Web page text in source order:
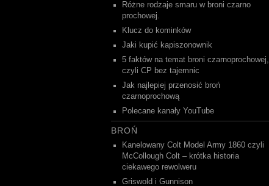
Różne rodzaje smaru w broni czarno
prochowej.
Klucz do kominków
Jaki kupić kapiszonownik
5 faktów na temat broni czarnoprochowej,
czyli CP bez tajemnic
Jak najlepiej przenosić broń
czarnoprochową
Polecane kanały YouTube
BROŃ
Kanelowany Colt Model Army 1860 czyli
McCollough Colt – krótka historia
ciekawego rewolweru
Griswold i Gunnison